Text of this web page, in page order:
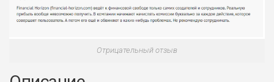
Отрицательный отзыв